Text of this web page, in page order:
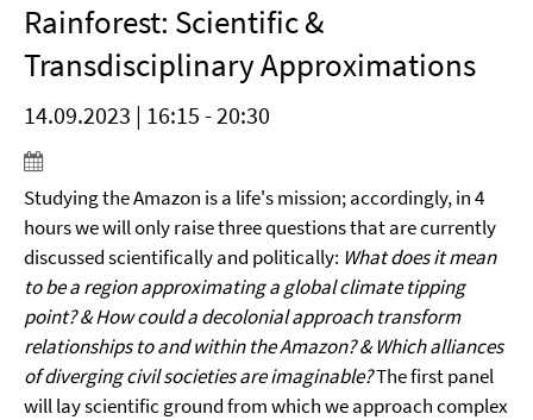
Rainforest: Scientific &
Transdisciplinary Approximations
14.09.2023 | 16:15 - 20:30
Studying the Amazon is a life's mission; accordingly, in 4
hours we will only raise three questions that are currently
discussed scientifically and politically: What does it mean
to be a region approximating a global climate tipping
point? & How could a decolonial approach transform
relationships to and within the Amazon? & Which alliances
of diverging civil societies are imaginable?The first panel
will lay scientific ground from which we approach complex